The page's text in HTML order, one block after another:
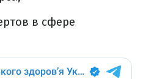
в сфере